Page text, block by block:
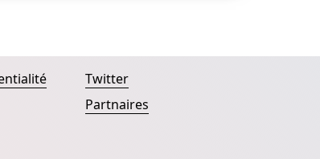
Twitter
Partnaires